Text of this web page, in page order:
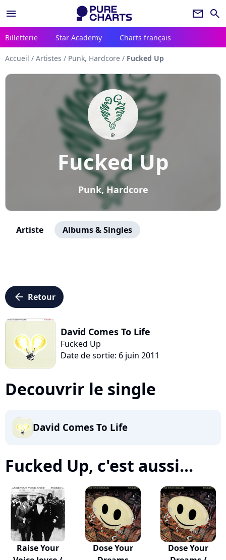
menu newsletter search
Billetterie Star Academy Charts français
Accueil / Artistes / Punk, Hardcore / Fucked Up
Fucked Up
Punk, Hardcore
Artiste Albums & Singles
arrow_left Retour
David Comes To Life
Fucked Up
Date de sortie: 6 juin 2011
Decouvrir le single
David Comes To Life
Fucked Up, c'est aussi...
Raise Your
Dose Your
Dose Your